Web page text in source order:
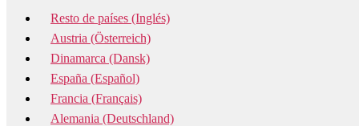
Resto de países (Inglés)
Austria (Österreich)
Dinamarca (Dansk)
España (Español)
Francia (Français)
Alemania (Deutschland)